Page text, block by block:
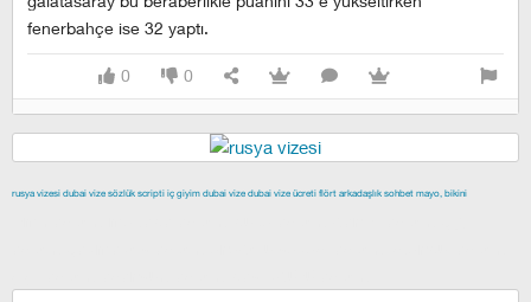
fenerbahçe ise 32 yaptı.
0 0
rusya vizesi dubai vize sözlük scripti iç giyim dubai vize dubai vize ücreti flört arkadaşlık sohbet mayo, bikini